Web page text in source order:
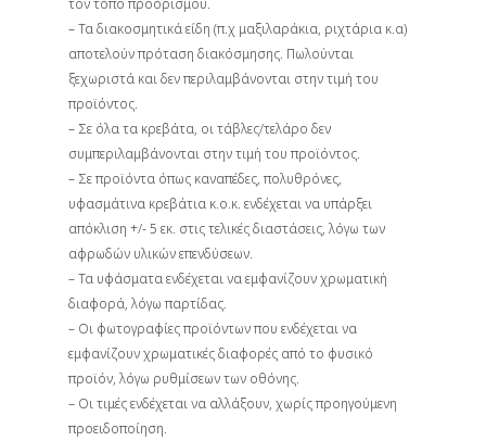
τον τόπο προορισμού.
– Τα διακοσμητικά είδη (π.χ μαξιλαράκια, ριχτάρια κ.α)
αποτελούν πρόταση διακόσμησης. Πωλούνται
ξεχωριστά και δεν περιλαμβάνονται στην τιμή του
προϊόντος.
– Σε όλα τα κρεβάτα, οι τάβλες/τελάρο δεν
συμπεριλαμβάνονται στην τιμή του προϊόντος.
– Σε προϊόντα όπως καναπέδες, πολυθρόνες,
υφασμάτινα κρεβάτια κ.ο.κ. ενδέχεται να υπάρξει
απόκλιση +/- 5 εκ. στις τελικές διαστάσεις, λόγω των
αφρωδών υλικών επενδύσεων.
– Τα υφάσματα ενδέχεται να εμφανίζουν χρωματική
διαφορά, λόγω παρτίδας.
– Οι φωτογραφίες προϊόντων που ενδέχεται να
εμφανίζουν χρωματικές διαφορές από το φυσικό
προϊόν, λόγω ρυθμίσεων των οθόνης.
– Οι τιμές ενδέχεται να αλλάξουν, χωρίς προηγούμενη
προειδοποίηση.